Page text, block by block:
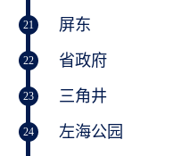
21 屏东
22 省政府
23 三角井
24 左海公园